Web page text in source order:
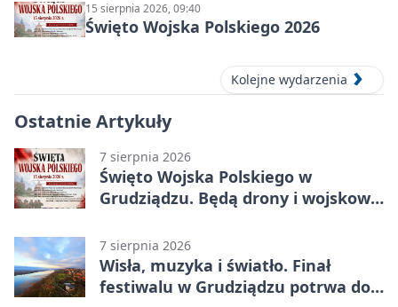
15 sierpnia 2026, 09:40
Święto Wojska Polskiego 2026
Kolejne wydarzenia
Ostatnie Artykuły
7 sierpnia 2026
Święto Wojska Polskiego w
Grudziądzu. Będą drony i wojskowa
7 sierpnia 2026
Wisła, muzyka i światło. Finał
festiwalu w Grudziądzu potrwa do